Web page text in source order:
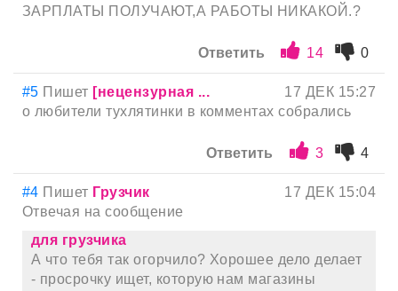
ЗАРПЛАТЫ ПОЛУЧАЮТ,А РАБОТЫ НИКАКОЙ.?
Ответить 14 0
#5 Пишет [нецензурная ...
17 ДЕК 15:27
о любители тухлятинки в комментах собрались
Ответить 3 4
#4 Пишет Грузчик
17 ДЕК 15:04
Отвечая на сообщение
для грузчика
А что тебя так огорчило? Хорошее дело делает
- просрочку ищет, которую нам магазины